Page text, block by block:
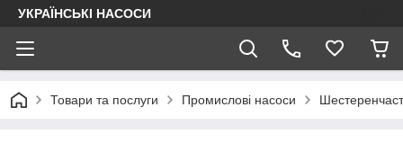
УКРАЇНСЬКІ НАСОСИ
Товари та послуги Промислові насоси